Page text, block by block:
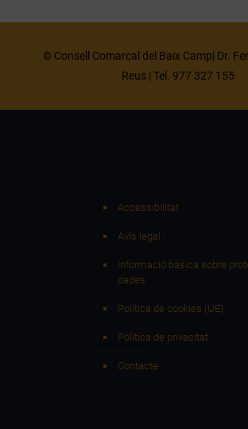
© Consell Comarcal del Baix Camp| Dr.
Reus | Tel. 977 327 155
Accessibilitat
Avís legal
Informació bàsica sobre
dades
Política de cookies (UE)
Política de privacitat
Contacte